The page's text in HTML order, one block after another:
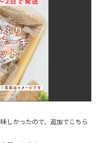
しかったので、追加でこちら